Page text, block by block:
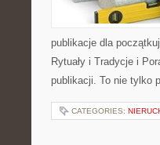
publikacje dla
Rytuały i Tradycje i
publikacji. To nie tylko
CATEGORIES: